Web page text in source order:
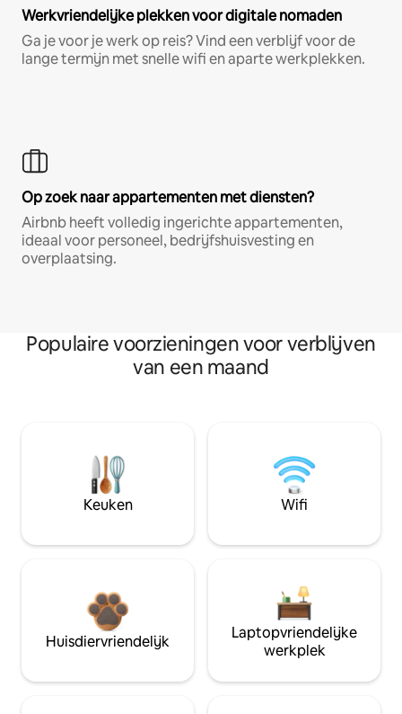
Werkvriendelijke plekken voor digitale nomaden
Ga je voor je werk op reis? Vind een verblijf voor de
lange termijn met snelle wifi en aparte werkplekken.
Op zoek naar appartementen met diensten?
Airbnb heeft volledig ingerichte appartementen,
ideaal voor personeel, bedrijfshuisvesting en
overplaatsing.
Populaire voorzieningen voor verblijven
van een maand
Keuken Wifi
Huisdiervriendelijk
Laptopvriendelijke
werkplek